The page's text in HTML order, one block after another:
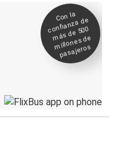
Con la
confianza de
más de 500
millones de
pasajeros